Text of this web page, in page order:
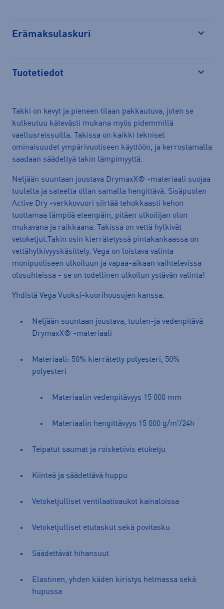
Erämaksulaskuri
Tuotetiedot
Takki on kevyt ja pieneen tilaan pakkautuva, joten se
kulkeutuu kätevästi mukana myös pidemmillä
vaellusreissuilla. Takissa on kaikki tekniset
ominaisuudet ympärivuotiseen käyttöön, ja kerrostamalla
saadaan säädeltyä takin lämpimyyttä.
Neljään suuntaan joustava DrymaxX® -materiaali suojaa
tuulelta ja sateelta ollan samalla hengittävä. Sisäpuolen
Active Dry -verkkovuori siirtää tehokkaasti kehon
tuottamaa lämpöä eteenpäin, pitäen ulkoilijan olon
mukavana ja raikkaana. Takissa on vettä hylkivät
vetoketjut.Takin osin kierrätetyssä pintakankaassa on
vettähylkivyyskäsittely. Vega on loistava valinta
monipuoliseen ulkoiluun ja vapaa-aikaan vaihtelevissa
olosuhteissa - se on todellinen ulkoilun ystävän valinta!
Yhdistä Vega Vuoksi-kuorihousujen kanssa.
Neljään suuntaan joustava, tuulen-ja vedenpitävä
DrymaxX® -materiaali
Materiaali: 50% kierrätetty polyesteri, 50%
polyesteri
Materiaalin vedenpitävyys 15 000 mm
Materiaalin hengittävyys 15 000 g/m²/24h
Teipatut saumat ja roisketiivis etuketju
Kiinteä ja säädettävä huppu
Vetoketjulliset ventilaatioaukot kainaloissa
Vetoketjulliset etutaskut sekä povitasku
Säädettävät hihansuut
Elastinen, yhden käden kiristys helmassa sekä
hupussa